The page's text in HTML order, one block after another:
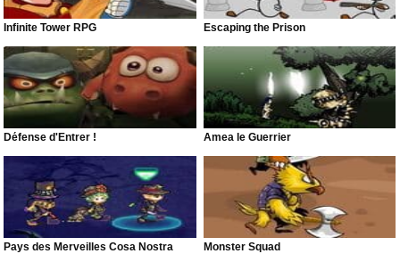
Infinite Tower RPG Escaping the Prison
Défense d'Entrer ! Amea le Guerrier
Pays des Merveilles Cosa Nostra Monster Squad